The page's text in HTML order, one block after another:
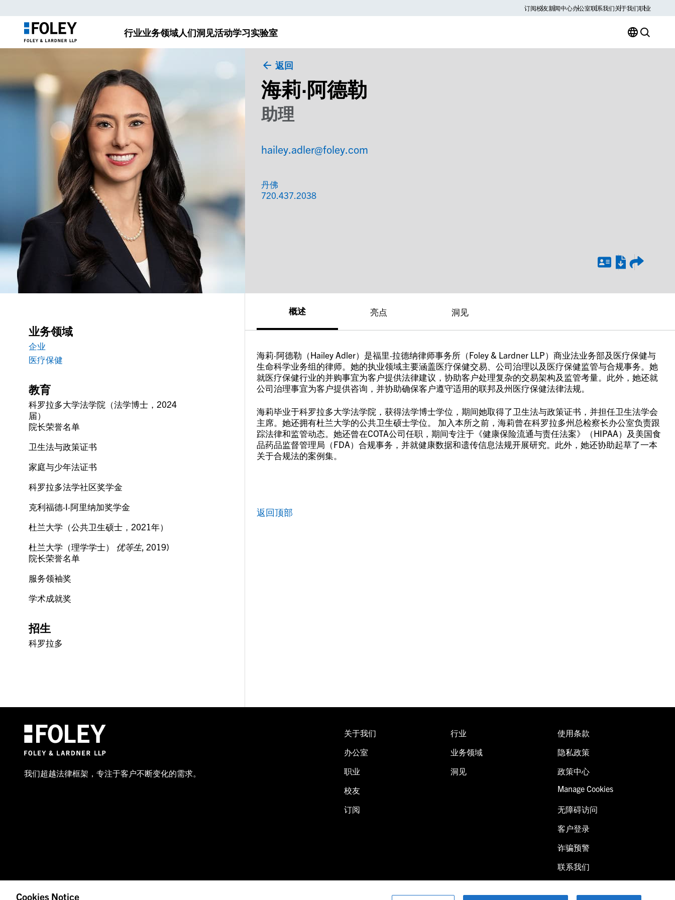
订阅校友新闻中心办公室联系我们关于我们职业
行业业务领域人们洞见活动学习实验室
返回
海莉·阿德勒
助理
hailey.adler@foley.com
丹佛
720.437.2038
业务领域
企业
医疗保健
教育
科罗拉多大学法学院（法学博士，2024
届）
院长荣誉名单
卫生法与政策证书
家庭与少年法证书
科罗拉多法学社区奖学金
克利福德·I·阿里纳加奖学金
杜兰大学（公共卫生硕士，2021年）
杜兰大学（理学学士） 优等生, 2019)
院长荣誉名单
服务领袖奖
学术成就奖
招生
科罗拉多
概述
海莉·阿德勒（Hailey Adler）是福里·拉德纳律师事务所（Foley & Lardner LLP）商业法业务部及医疗保健与
生命科学业务组的律师。她的执业领域主要涵盖医疗保健交易、公司治理以及医疗保健监管与合规事务。她
就医疗保健行业的并购事宜为客户提供法律建议，协助客户处理复杂的交易架构及监管考量。此外，她还就
公司治理事宜为客户提供咨询，并协助确保客户遵守适用的联邦及州医疗保健法律法规。
海莉毕业于科罗拉多大学法学院，获得法学博士学位，期间她取得了卫生法与政策证书，并担任卫生法学会
主席。她还拥有杜兰大学的公共卫生硕士学位。 加入本所之前，海莉曾在科罗拉多州总检察长办公室负责跟
踪法律和监管动态。她还曾在COTA公司任职，期间专注于《健康保险流通与责任法案》（HIPAA）及美国食
品药品监督管理局（FDA）合规事务，并就健康数据和遗传信息法规开展研究。此外，她还协助起草了一本
关于合规法的案例集。
亮点 洞见
返回顶部
我们超越法律框架，专注于客户不断变化的需求。
关于我们
办公室
职业
校友
订阅
行业
业务领域
洞见
使用条款
隐私政策
政策中心
Manage Cookies
无障碍访问
客户登录
诈骗预警
联系我们
Cookies Notice